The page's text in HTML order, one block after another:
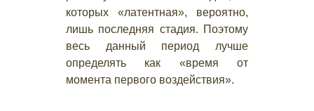
которых «латентная», вероятно,
лишь последняя стадия. Поэтому
весь данный период лучше
определять как «время от
момента первого воздействия».